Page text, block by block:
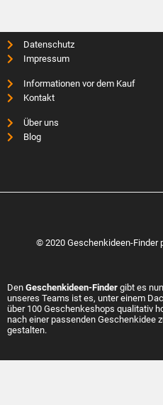
Datenschutz
Impressum
Informationen vor dem Kauf
Kontakt
Über uns
Blog
© 2020 Geschenkideen-Finder
Den Geschenkideen-Finder gibt es
unseres Teams ist es, unter einem
über 100 Geschenkeshops qualitativ
nach einer passenden Geschenkidee
gestalten.